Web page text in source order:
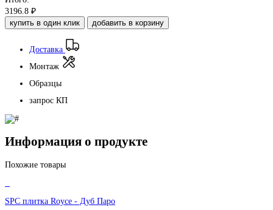
3196.8 ₽
купить в один клик
добавить в корзину
Доставка
Монтаж
Образцы
запрос КП
Информация о продукте
Похожие товары
SPC плитка Royce - Дуб Паро